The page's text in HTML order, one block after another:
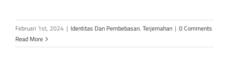
Februari 1st, 2024 | Identitas Dan Pembebasan,Terjemahan | 0 Comments
Read More